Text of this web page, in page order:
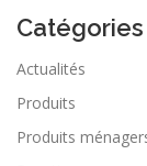
Catégories
Actualités
Produits
Produits